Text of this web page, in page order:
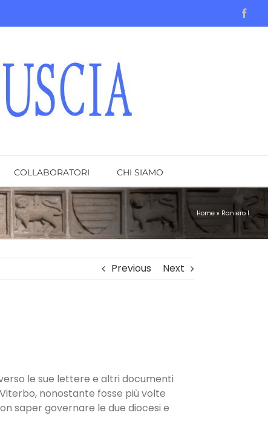
COLLABORATORI CHI SIAMO
Home » Raniero I
Previous Next
le sue lettere e altri documenti
nonostante fosse più volte
saper governare le due diocesi e